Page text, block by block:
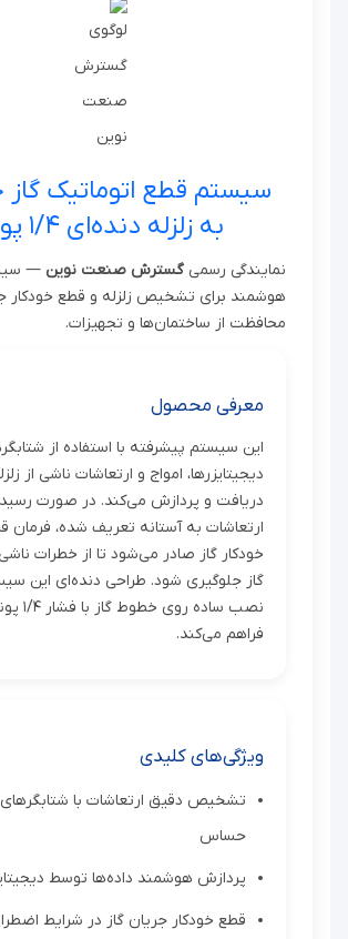
سیستم قطع اتوماتیک
به زلزله دنده‌ای ۱/۴ پوند
نمایندگی رسمیگسترش صنعت نوین —
هوشمند برای تشخیص زلزله و قطع خودکار
محافظت از ساختمان‌ها و تجهیزات.
معرفی محصول
این سیستم پیشرفته با استفاده از
دیجیتایزرها، امواج و ارتعاشات ناشی از
دریافت و پردازش می‌کند. در صورت
ارتعاشات به آستانه تعریف شده، فرمان
خودکار گاز صادر می‌شود تا از خطرات
گاز جلوگیری شود. طراحی دنده‌ای این
نصب ساده روی
فراهم می‌کند.
ویژگی‌های کلیدی
تشخیص دقیق ارتعاشات با شتابگرهای
حساس
پردازش هوشمند داده‌ها توسط
قطع خودکار جریان گاز در شرایط